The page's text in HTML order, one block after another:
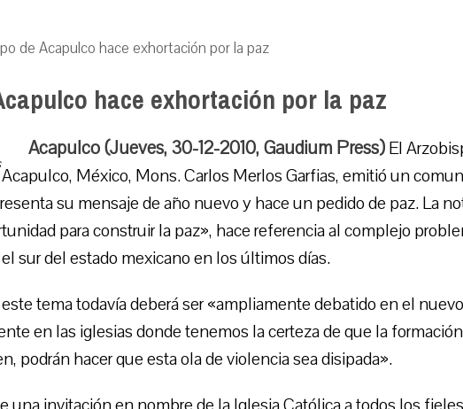
de Acapulco hace exhortación por la paz
hace exhortación por la paz
Acapulco (Jueves, 30-12-2010, Gaudium Press)El
Acapulco, México, Mons. Carlos Merlos Garfias, emitió un
su mensaje de año nuevo y hace un pedido de paz. La
para construir la paz», hace referencia al complejo
sur del estado mexicano en los últimos días.
tema todavía deberá ser «ampliamente debatido en el
en las iglesias donde tenemos la certeza de que la
podrán hacer que esta ola de violencia sea disipada».